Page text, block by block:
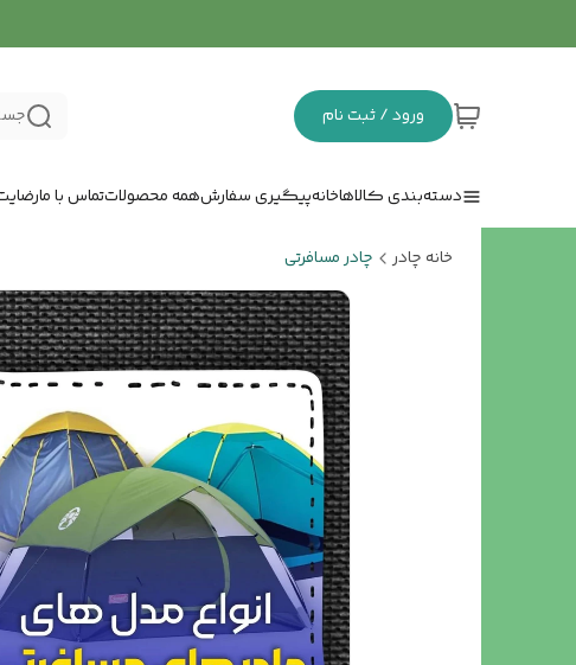
ورود / ثبت نام
دسته‌بندی کالاهاخانهپیگیری سفارشهمه محصولاتتماس با ما
خانه چادر چادر مسافرتی